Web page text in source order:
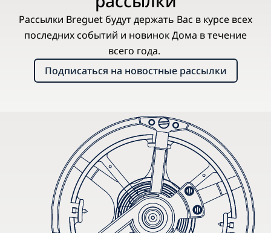
Рассылки Breguet будут держать Вас в курсе всех
последних событий и новинок Дома в течение
всего года.
Подписаться на новостные рассылки